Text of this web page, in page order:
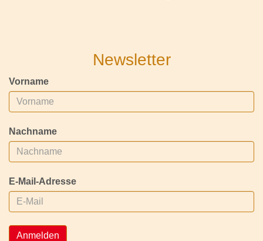
Newsletter
Vorname
Nachname
E-Mail-Adresse
Anmelden